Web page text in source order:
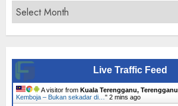
Archives
Live Traffic Feed
A visitor from Kuala Terengganu, Terengganu
Kemboja – Bukan sekadar di… " 2 mins ago